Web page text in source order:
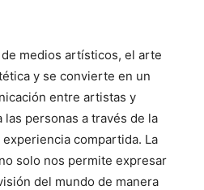
medios artísticos, el arte
y se convierte en un
entre artistas y
personas a través de la
compartida. La
solo nos permite expresar
del mundo de manera